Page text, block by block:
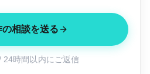
の相談を送る
24時間以内にご返信